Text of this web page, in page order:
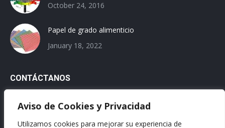
Aviso de Cookies y Privacidad
Utilizamos cookies para mejorar su experiencia de
October 24, 2016
Papel de grado alimenticio
January 18, 2022
CONTÁCTANOS
ventas@franja.mx
Teléfonos: